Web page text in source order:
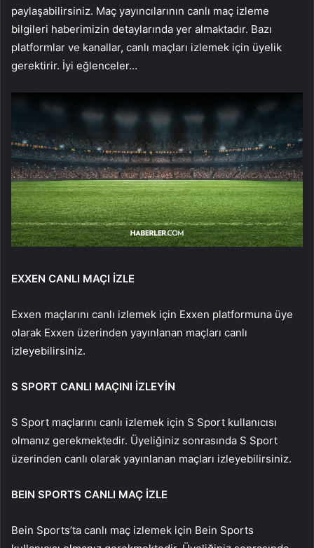
paylaşabilirsiniz. Maç yayıncılarının canlı maç izleme
bilgileri haberimizin detaylarında yer almaktadır. Bazı
platformlar ve kanallar, canlı maçları izlemek için üyelik
gerektirir. İyi eğlenceler…
EXXEN CANLI MAÇI İZLE
Exxen maçlarını canlı izlemek için Exxen platformuna üye
olarak Exxen üzerinden yayınlanan maçları canlı
izleyebilirsiniz.
S SPORT CANLI MAÇINI İZLEYİN
S Sport maçlarını canlı izlemek için S Sport kullanıcısı
olmanız gerekmektedir. Üyeliğiniz sonrasında S Sport
üzerinden canlı olarak yayınlanan maçları izleyebilirsiniz.
BEIN SPORTS CANLI MAÇ İZLE
Bein Sports’ta canlı maç izlemek için Bein Sports